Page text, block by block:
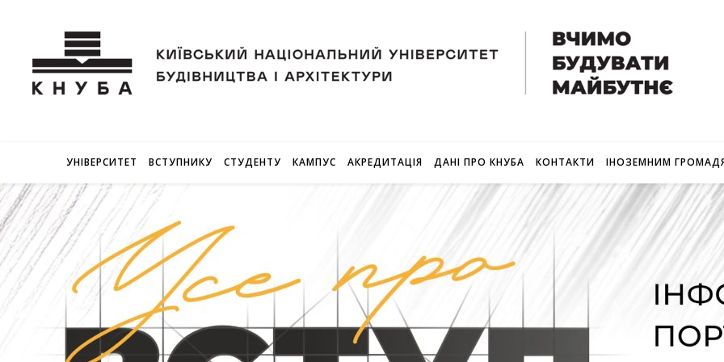
УНІВЕРСИТЕТ ВСТУПНИКУ СТУДЕНТУ КАМПУС АКРЕДИТАЦІЯ ДАНІ ПРО КНУБА КОНТАКТИ ІНОЗЕМНИМ